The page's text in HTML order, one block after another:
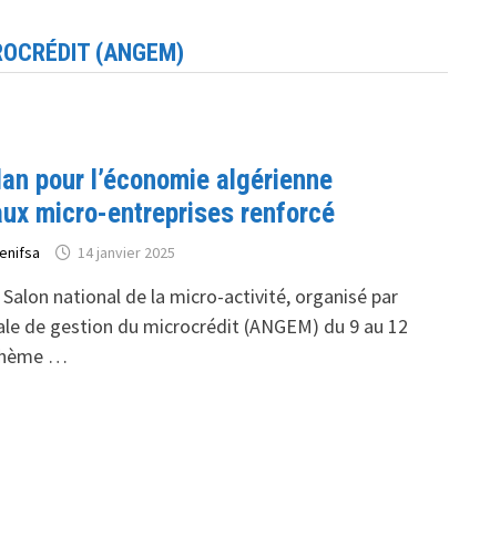
(ANGEM)
pour l’économie algérienne
micro-entreprises renforcé
14 janvier 2025
national de la micro-activité, organisé par
de gestion du microcrédit (ANGEM) du 9 au 12
…